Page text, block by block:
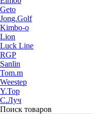
Geto
Jong.Golf
Kimbo-o
Lion
Luck Line
RGP
Sanlin
Tom.m
Weestep
Y.Top
С.Луч
Поиск товаров